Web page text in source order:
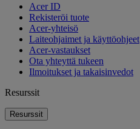
Acer ID
Rekisteröi tuote
Acer-yhteisö
Laiteohjaimet ja käyttöohjeet
Acer-vastaukset
Ota yhteyttä tukeen
Ilmoitukset ja takaisinvedot
Resurssit
Resurssit